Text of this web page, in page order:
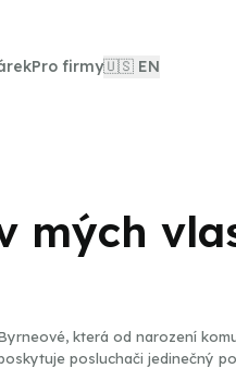
Pro firmy🇺🇸 EN
mých
která od narození
posluchači jedinečný